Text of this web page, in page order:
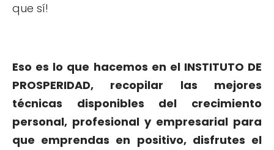
que sí!
Eso es lo que hacemos en el INSTITUTO DE
PROSPERIDAD, recopilar las mejores
técnicas disponibles del crecimiento
personal, profesional y empresarial para
que emprendas en positivo, disfrutes el